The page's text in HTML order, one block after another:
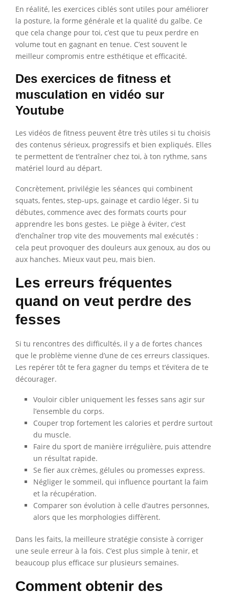
En réalité, les exercices ciblés sont utiles pour améliorer
la posture, la forme générale et la qualité du galbe. Ce
que cela change pour toi, c’est que tu peux perdre en
volume tout en gagnant en tenue. C’est souvent le
meilleur compromis entre esthétique et efficacité.
Des exercices de fitness et
musculation en vidéo sur
Youtube
Les vidéos de fitness peuvent être très utiles si tu choisis
des contenus sérieux, progressifs et bien expliqués. Elles
te permettent de t’entraîner chez toi, à ton rythme, sans
matériel lourd au départ.
Concrètement, privilégie les séances qui combinent
squats, fentes, step-ups, gainage et cardio léger. Si tu
débutes, commence avec des formats courts pour
apprendre les bons gestes. Le piège à éviter, c’est
d’enchaîner trop vite des mouvements mal exécutés :
cela peut provoquer des douleurs aux genoux, au dos ou
aux hanches. Mieux vaut peu, mais bien.
Les erreurs fréquentes
quand on veut perdre des
fesses
Si tu rencontres des difficultés, il y a de fortes chances
que le problème vienne d’une de ces erreurs classiques.
Les repérer tôt te fera gagner du temps et t’évitera de te
décourager.
Vouloir cibler uniquement les fesses sans agir sur
l’ensemble du corps.
Couper trop fortement les calories et perdre surtout
du muscle.
Faire du sport de manière irrégulière, puis attendre
un résultat rapide.
Se fier aux crèmes, gélules ou promesses express.
Négliger le sommeil, qui influence pourtant la faim
et la récupération.
Comparer son évolution à celle d’autres personnes,
alors que les morphologies diffèrent.
Dans les faits, la meilleure stratégie consiste à corriger
une seule erreur à la fois. C’est plus simple à tenir, et
beaucoup plus efficace sur plusieurs semaines.
Comment obtenir des